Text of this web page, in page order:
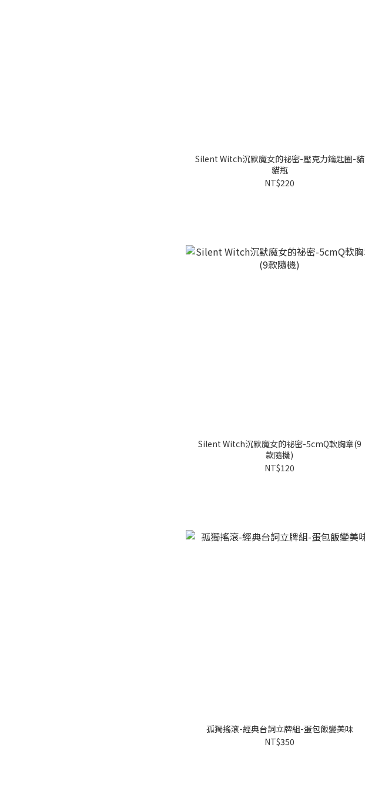
Silent Witch沉默魔女的祕密-壓克力鑰匙圈-貓
貓瓶
NT$220
Silent Witch沉默魔女的祕密-5cmQ軟胸章(9
款隨機)
NT$120
孤獨搖滾-經典台詞立牌組-蛋包飯變美味
NT$350